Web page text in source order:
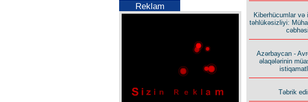
Reklam
Kiberhücumlar və
təhlükəsizliyi:
cəbhəsi
Azərbaycan -
əlaqələrinin
Təbrik